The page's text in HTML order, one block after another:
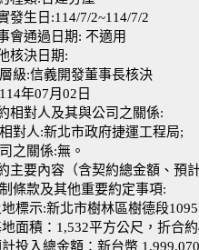
發生日:114/7/2~114/7/2
會通過日期: 不適用
核決日期:
級:信義開發董事長核決
年07月02日
相對人及其與公司之關係:
對人:新北市政府捷運工程局;
之關係:無。
主要內容（含契約總金額、預
制條款及其他重要約定事項:
標示:新北市樹林區樹德段
面積：1,532平方公尺，折合
投入總金額：新台幣